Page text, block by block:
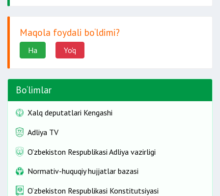
Muhim:
Maqola foydali bo‘ldimi?
Ha Yo'q
Bo‘limlar
Xalq deputatlari Kengashi
Adliya TV
O'zbekiston Respublikasi Adliya vazirligi
Normativ-huquqiy hujjatlar bazasi
O‘zbekiston Respublikasi Konstitutsiyasi